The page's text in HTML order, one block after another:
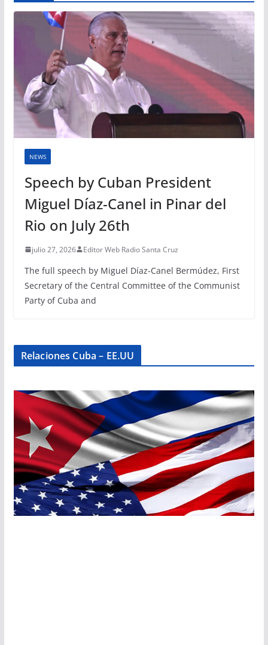
NEWS
Speech by Cuban President
Miguel Díaz-Canel in Pinar del
Rio on July 26th
julio 27, 2026 Editor Web Radio Santa Cruz
The full speech by Miguel Díaz-Canel Bermúdez, First
Secretary of the Central Committee of the Communist
Party of Cuba and
Relaciones Cuba – EE.UU